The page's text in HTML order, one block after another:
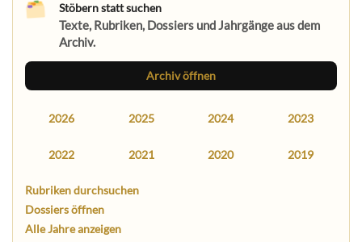
Stöbern statt suchen
Texte, Rubriken, Dossiers und Jahrgänge aus dem
Archiv.
Archiv öffnen
2026 2025 2024 2023
2022 2021 2020 2019
Rubriken durchsuchen
Dossiers öffnen
Alle Jahre anzeigen